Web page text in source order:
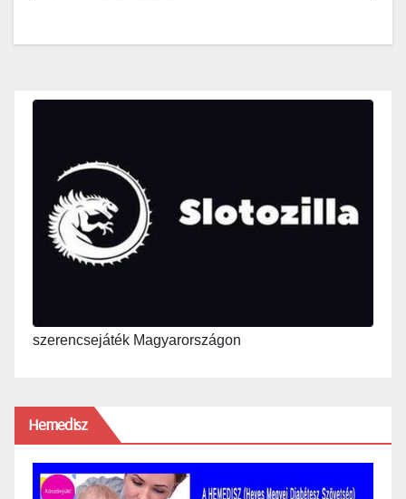
szerencsejáték Magyarországon
Hemedisz